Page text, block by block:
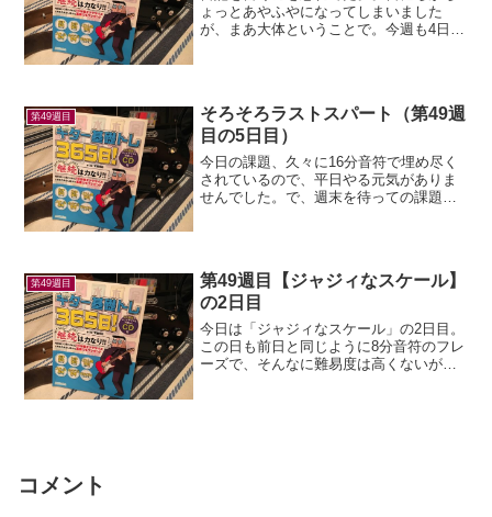
ょっとあやふやになってしまいました
が、まあ大体ということで。今週も4日目
第49週目
そろそろラストスパート（第49週
目の5日目）
今日の課題、久々に16分音符で埋め尽く
されているので、平日やる元気がありま
せんでした。で、週末を待っての課題練
第49週目
第49週目【ジャジィなスケール】
の2日目
今日は「ジャジィなスケール」の2日目。
この日も前日と同じように8分音符のフレ
ーズで、そんなに難易度は高くないが、
コメント